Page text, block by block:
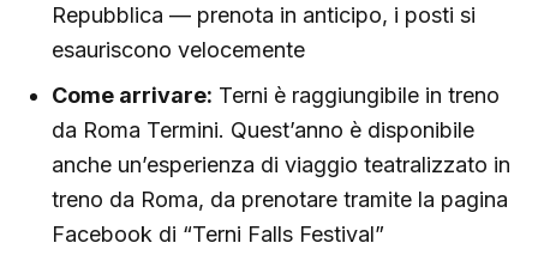
Repubblica — prenota in anticipo, i posti si
esauriscono velocemente
Come arrivare: Terni è raggiungibile in treno
da Roma Termini. Quest’anno è disponibile
anche un’esperienza di viaggio teatralizzato in
treno da Roma, da prenotare tramite la pagina
Facebook di “Terni Falls Festival”